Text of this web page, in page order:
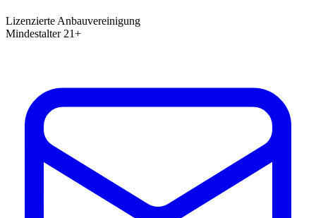
Lizenzierte Anbauvereinigung
Mindestalter 21+